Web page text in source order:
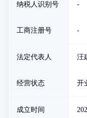
纳税人识别号 -
工商注册号 -
法定代表人 汪
经营状态 开
成立时间